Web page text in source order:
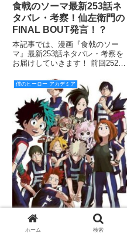
食戟のソーマ最新253話ネ
タバレ・考察！仙左衛門の
FINAL BOUT発言！？
本記事では、漫画『食戟のソー
マ』最新253話ネタバレ・考察を
お届けしていきます！ 前回252話
対決カードもいよいよ決着！！
テーマ食材はヤリイカ！というこ
とで、イカ飯みたいな料理が登場
しました。 あ、カラマリで
僕のヒーロー アカデミア
ヒロアカ最新話169話ネタ
ホーム 検索